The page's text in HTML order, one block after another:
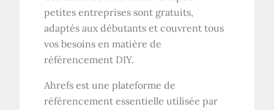
petites entreprises sont gratuits,
adaptés aux débutants et couvrent tous
vos besoins en matière de
référencement DIY.
Ahrefs est une plateforme de
référencement essentielle utilisée par